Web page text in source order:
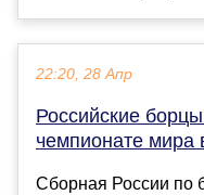
22:20, 28 Апр
Российские
чемпионате
Сборная России по